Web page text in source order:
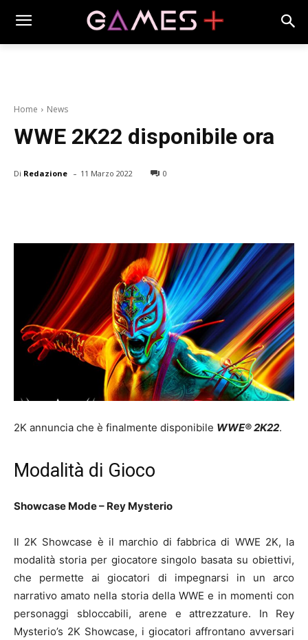
Home News
WWE 2K22 disponibile ora
Di Redazione - 11 Marzo 2022 0
2K annuncia che è finalmente disponibile WWE® 2K22.
Modalità di Gioco
Showcase Mode – Rey Mysterio
Il 2K Showcase è il marchio di fabbrica di WWE 2K, la
modalità storia per giocatore singolo basata su obiettivi,
che permette ai giocatori di impegnarsi in un arco
narrativo amato nella storia della WWE e in momenti con
personaggi sbloccabili, arene e attrezzature. In Rey
Mysterio’s 2K Showcase, i giocatori affrontano avversari